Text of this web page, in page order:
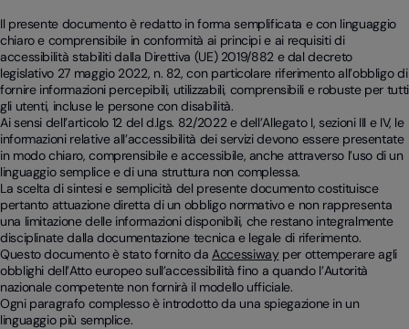
Il presente documento è redatto in forma semplificata e con linguaggio
chiaro e comprensibile in conformità ai principi e ai requisiti di
accessibilità stabiliti dalla Direttiva (UE) 2019/882 e dal decreto
legislativo 27 maggio 2022, n. 82, con particolare riferimento all’obbligo di
fornire informazioni percepibili, utilizzabili, comprensibili e robuste per tutti
gli utenti, incluse le persone con disabilità.
Ai sensi dell’articolo 12 del d.lgs. 82/2022 e dell’Allegato I, sezioni III e IV, le
informazioni relative all’accessibilità dei servizi devono essere presentate
in modo chiaro, comprensibile e accessibile, anche attraverso l’uso di un
linguaggio semplice e di una struttura non complessa.
La scelta di sintesi e semplicità del presente documento costituisce
pertanto attuazione diretta di un obbligo normativo e non rappresenta
una limitazione delle informazioni disponibili, che restano integralmente
disciplinate dalla documentazione tecnica e legale di riferimento.
Questo documento è stato fornito daAccessiwayper ottemperare agli
obblighi dell’Atto europeo sull’accessibilità fino a quando l’Autorità
nazionale competente non fornirà il modello ufficiale.
Ogni paragrafo complesso è introdotto da una spiegazione in un
linguaggio più semplice.